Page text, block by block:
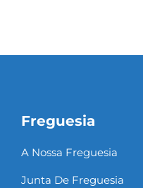
Freguesia
A Nossa Freguesia
Junta De Freguesia